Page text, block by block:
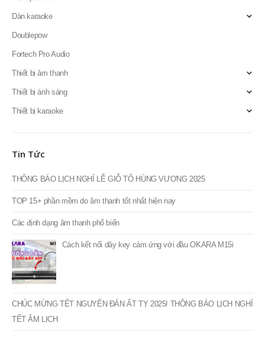
Danh Mục Sản Phẩm
AD Systems
Dàn karaoke
Doublepow
Fortech Pro Audio
Thiết bị âm thanh
Tin Tức
THÔNG BÁO LỊCH NGHỈ LỄ GIỖ TỔ HÙNG VƯƠNG 2025
TOP 15+ phần mềm do âm thanh tốt nhất hiện nay
Các định dạng âm thanh phổ biến